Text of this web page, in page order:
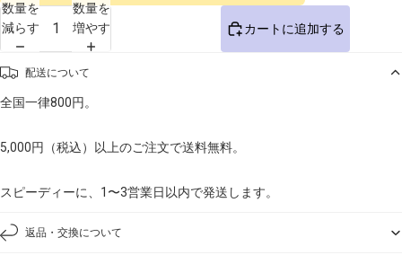
数量を
減らす
数量を
増やす
カートに追加する
配送について
全国一律800円。
5,000円（税込）以上のご注文で送料無料。
スピーディーに、1〜3営業日以内で発送します。
返品・交換について